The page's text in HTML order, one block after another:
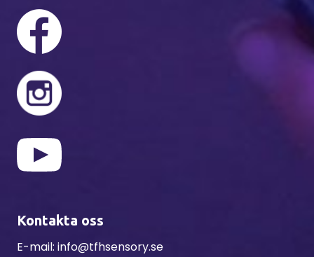
Kontakta oss
E-mail: info@tfhsensory.se